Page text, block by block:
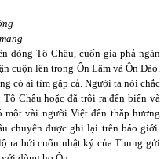
dòng Tô Châu, cuốn gia phả ngàn
cuộn lên trong Ôn Lâm và Ôn Đào.
có ai tìm gặp cả. Người ta nói chắc
Châu hoặc đã trôi ra đến biển và
một vài người Việt đến thắp hương
chuyện được ghi lại trên báo giới.
ra bởi cuốn nhật ký của Thung gửi